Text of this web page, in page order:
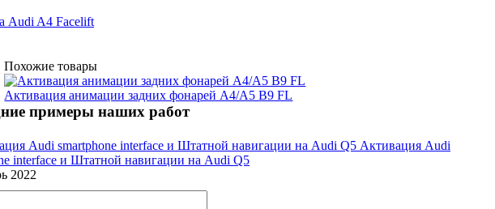
Audi A4 Facelift
Похожие товары
Активация анимации задних фонарей А4/А5 B9 FL
примеры наших работ
Активация Audi
interface и Штатной навигации на Audi Q5
2022